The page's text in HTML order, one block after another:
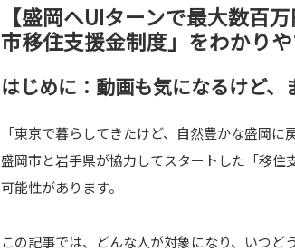
【盛岡へUIターンで最大数百
市移住支援金制度」をわかり
はじめに：動画も気になるけど、
「東京で暮らしてきたけど、自然豊かな盛岡
盛岡市と岩手県が協力してスタートした「移住
可能性があります。
この記事では、どんな人が対象になり、いつど